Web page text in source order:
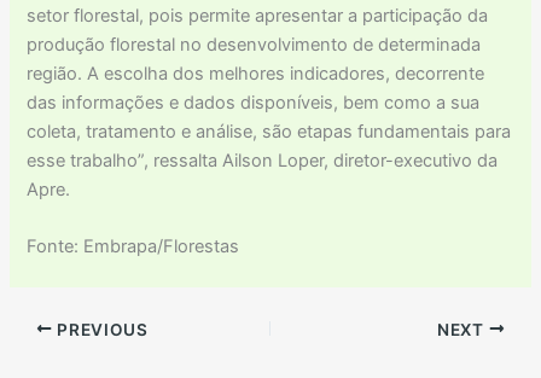
setor florestal, pois permite apresentar a participação da
produção florestal no desenvolvimento de determinada
região. A escolha dos melhores indicadores, decorrente
das informações e dados disponíveis, bem como a sua
coleta, tratamento e análise, são etapas fundamentais para
esse trabalho”, ressalta Ailson Loper, diretor-executivo da
Apre.
Fonte: Embrapa/Florestas
PREVIOUS NEXT